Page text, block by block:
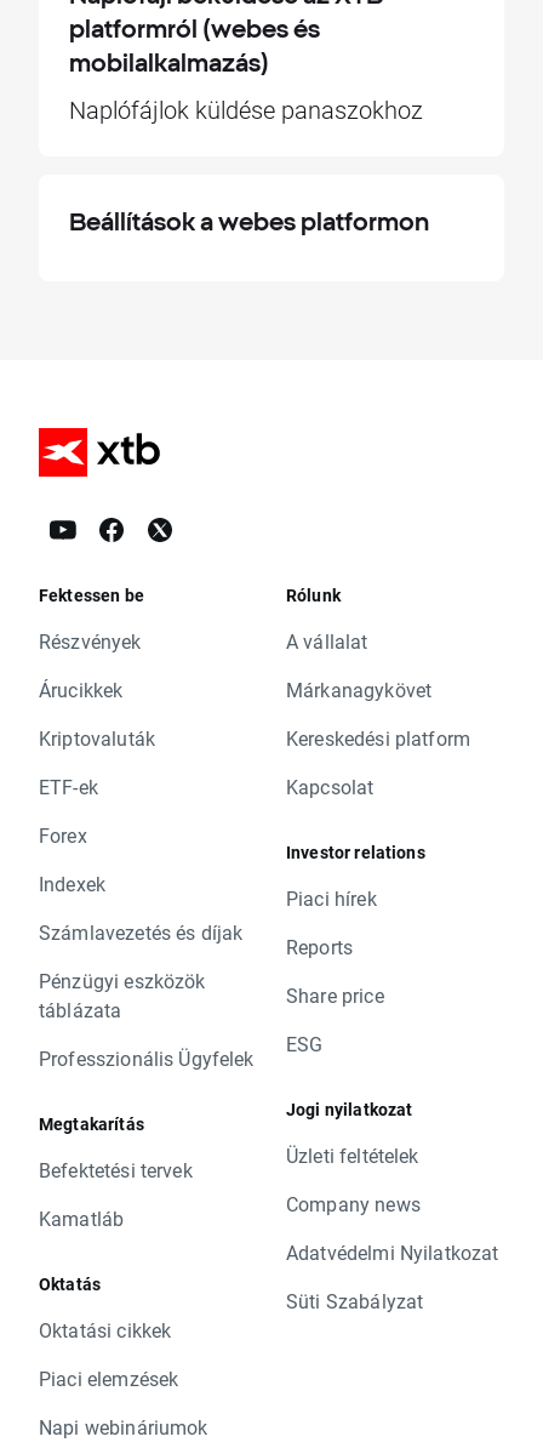
platformról (webes és
mobilalkalmazás)
Naplófájlok küldése panaszokhoz
Beállítások a webes platformon
Fektessen be
Részvények
Árucikkek
Kriptovaluták
ETF-ek
Forex
Indexek
Számlavezetés és díjak
Pénzügyi eszközök
táblázata
Professzionális Ügyfelek
Megtakarítás
Befektetési tervek
Kamatláb
Oktatás
Oktatási cikkek
Piaci elemzések
Napi webináriumok
Rólunk
A vállalat
Márkanagykövet
Kereskedési platform
Kapcsolat
Investor relations
Piaci hírek
Reports
Share price
ESG
Jogi nyilatkozat
Üzleti feltételek
Company news
Adatvédelmi Nyilatkozat
Süti Szabályzat